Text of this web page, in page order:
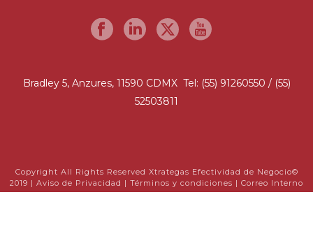
Bradley 5, Anzures, 11590 CDMX Tel: (55) 91260550 / (55)
52503811
Copyright All Rights Reserved Xtrategas Efectividad de Negocio©
2019 | Aviso de Privacidad | Términos y condiciones | Correo Interno